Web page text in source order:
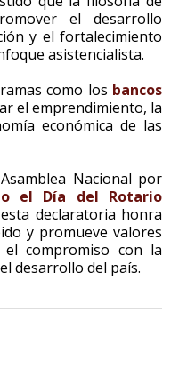
el desarrollo
y el fortalecimiento
asistencialista.
como los bancos
el emprendimiento, la
económica de las
Nacional por
el Día del Rotario
declaratoria honra
y promueve valores
compromiso con la
desarrollo del país.